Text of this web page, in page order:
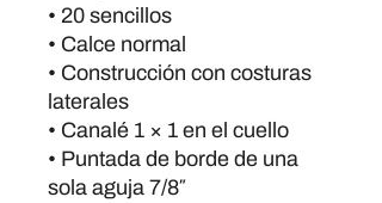
• 20 sencillos
• Calce normal
• Construcción con costuras
laterales
• Canalé 1 × 1 en el cuello
• Puntada de borde de una
sola aguja 7/8″